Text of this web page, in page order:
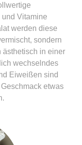
und Vitamine
werden diese
sondern
in einer
wechselndes
Eiweißen sind
etwas